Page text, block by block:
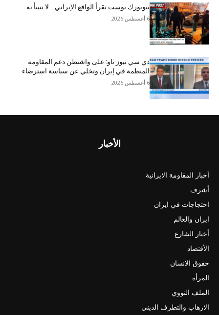
نيويورك بوست تقرأ الواقع الإيراني… لا تتنبأ به
6 أغسطس 2026
دي سي نيوز ناو: على واشنطن دعم المقاومة
المنظمة في إيران وتخلي عن سياسة استرضاء
6 أغسطس 2026
الأخبار
أخبار المقاومة الايرانية
أشرف
احتجاجات في ايران
ايران والعالم
أخبار الشارع
الأقتصاد
حقوق الانسان
المرأة
الملف النووي
الارهاب والتطرف الديني